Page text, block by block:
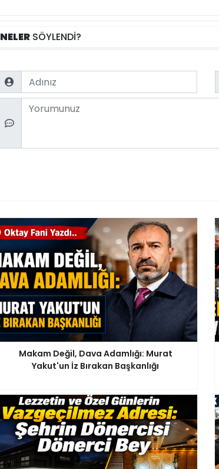
NELERSÖYLENDİ?
Name
Comment
Makam Değil, Dava Adamlığı: Murat
Yakut'un İz Bırakan Başkanlığı